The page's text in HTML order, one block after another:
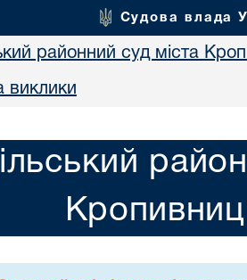
Судова влада
районний суд міста
виклики